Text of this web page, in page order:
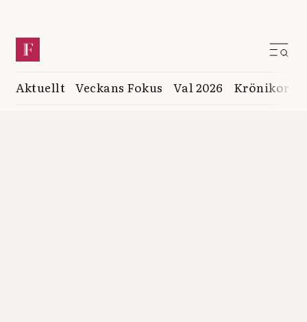
Aktuellt Veckans Fokus Val 2026 Krönikor